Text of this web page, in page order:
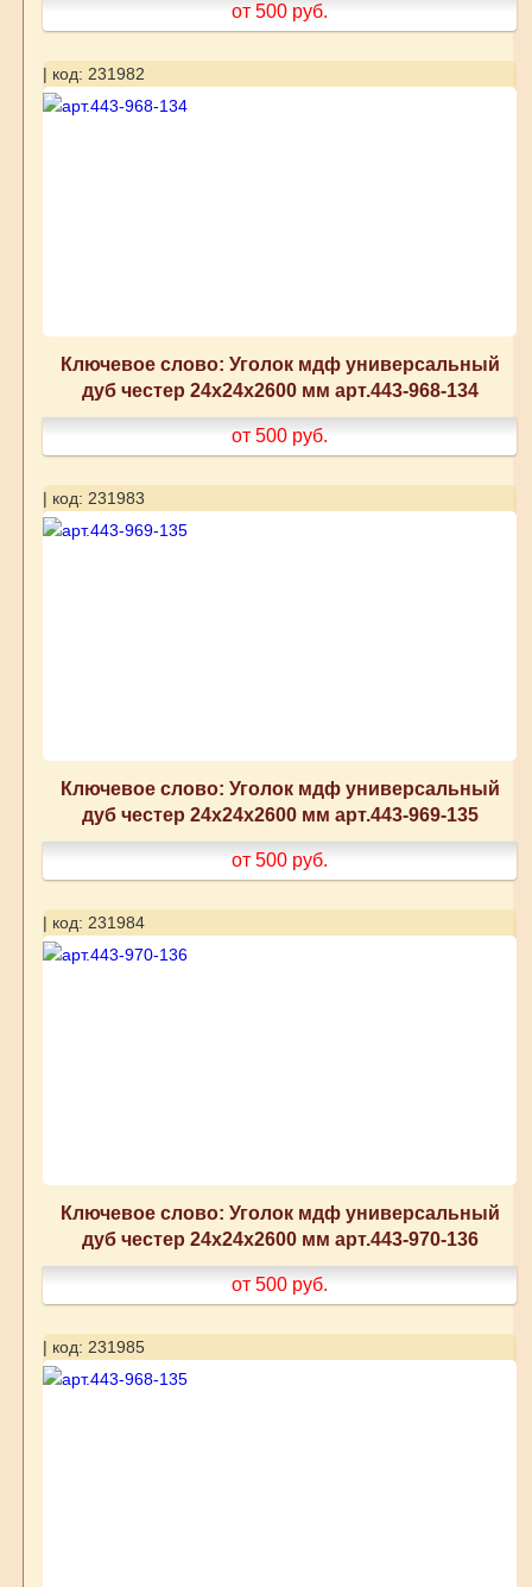
от 500 руб.
| код: 231982
Ключевое слово: Уголок мдф универсальный
дуб честер 24x24x2600 мм арт.443-968-134
от 500 руб.
| код: 231983
Ключевое слово: Уголок мдф универсальный
дуб честер 24x24x2600 мм арт.443-969-135
от 500 руб.
| код: 231984
Ключевое слово: Уголок мдф универсальный
дуб честер 24x24x2600 мм арт.443-970-136
от 500 руб.
| код: 231985